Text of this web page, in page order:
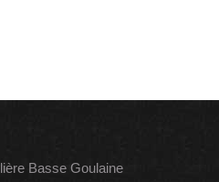
Basse Goulaine